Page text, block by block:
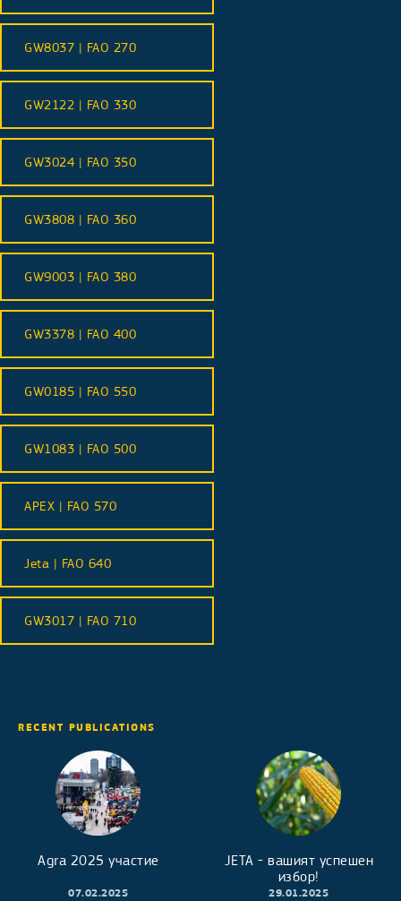
GW8037 | FAO 270
GW2122 | FAO 330
GW3024 | FAO 350
GW3808 | FAO 360
GW9003 | FAO 380
GW3378 | FAO 400
GW0185 | FAO 550
GW1083 | FAO 500
APEX | FAO 570
Jeta | FAO 640
GW3017 | FAO 710
RECENT PUBLICATIONS
Agra 2025 участие
07.02.2025
JETA - вашият успешен
избор!
29.01.2025